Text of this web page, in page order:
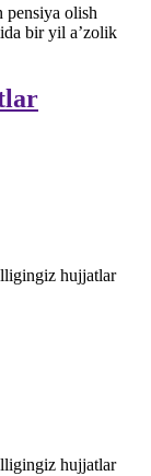
olish
bir yil a’zolik
hujjatlar
hujjatlar